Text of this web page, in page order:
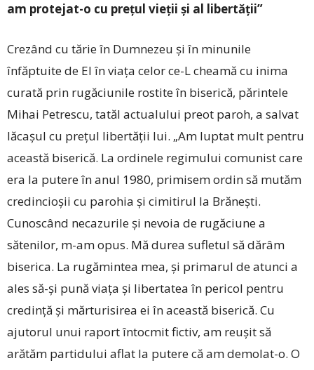
am protejat-o cu prețul vieții și al libertății”
Crezând cu tărie în Dumnezeu și în minunile
înfăptuite de El în viața celor ce-L cheamă cu inima
curată prin rugăciunile rostite în biserică, părintele
Mihai Petrescu, tatăl actualului preot paroh, a salvat
lăcașul cu prețul libertății lui. „Am luptat mult pentru
această biserică. La ordinele regimului comunist care
era la putere în anul 1980, primisem ordin să mutăm
credincioșii cu parohia și cimitirul la Brănești.
Cunoscând necazurile și nevoia de rugăciune a
sătenilor, m-am opus. Mă durea sufletul să dărâm
biserica. La rugămintea mea, și primarul de atunci a
ales să-și pună viața și libertatea în pericol pentru
credință și mărturisirea ei în această biserică. Cu
ajutorul unui raport întocmit fictiv, am reușit să
arătăm partidului aflat la putere că am demolat-o. O